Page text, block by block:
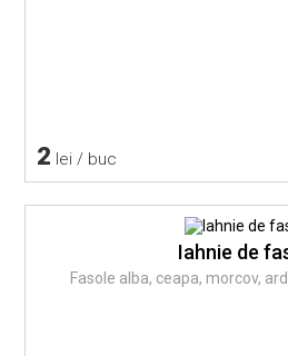
2 lei / buc
Iahnie de
Fasole alba, ceapa, morcov,